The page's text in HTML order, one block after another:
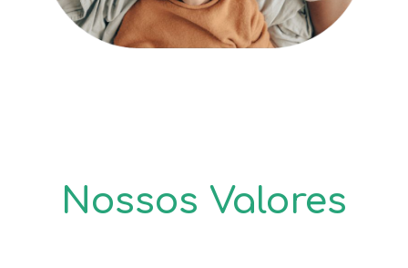
Nossos Valores